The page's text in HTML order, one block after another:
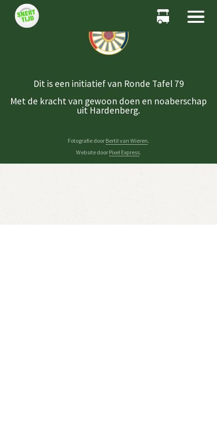
Dit is een initiatief van Ronde Tafel 79
Met de kracht van gewoon doen en noaberschap
uit Hardenberg.
Fotografie door Bertil van Wieren.
Website door Pixel Express.